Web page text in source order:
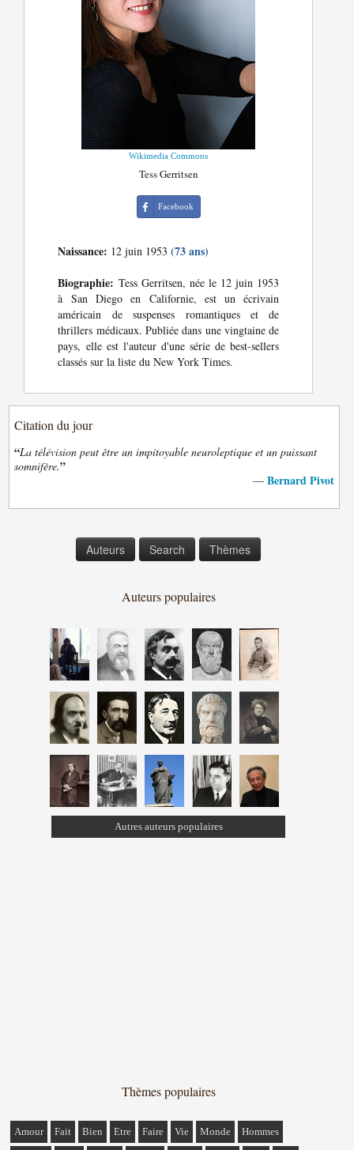
Wikimedia Commons
Tess Gerritsen
Facebook
Naissance: 12 juin 1953(73 ans)
Biographie: Tess Gerritsen, née le 12 juin 1953
à San Diego en Californie, est un écrivain
américain de suspenses romantiques et de
thrillers médicaux. Publiée dans une vingtaine de
pays, elle est l'auteur d'une série de best-sellers
classés sur la liste du New York Times.
Citation du jour
“La télévision peut être un impitoyable neuroleptique et un puissant
somnifère.”
— Bernard Pivot
Auteurs Search Thèmes
Auteurs populaires
Autres auteurs populaires
Thèmes populaires
Amour Fait Bien Etre Faire Vie Monde Hommes